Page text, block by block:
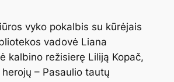
vyko pokalbis su kūrėjais
vadovė Liana
kalbino režisierę Liliją Kopač,
– Pasaulio tautų